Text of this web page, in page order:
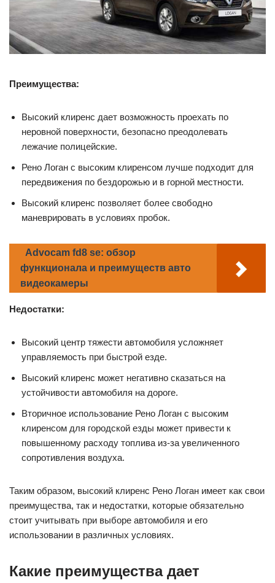
Преимущества:
Высокий клиренс дает возможность проехать по
неровной поверхности, безопасно преодолевать
лежачие полицейские.
Рено Логан с высоким клиренсом лучше подходит для
передвижения по бездорожью и в горной местности.
Высокий клиренс позволяет более свободно
маневрировать в условиях пробок.
Advocam fd8 se: обзор
функционала и преимуществ авто
видеокамеры
Недостатки:
Высокий центр тяжести автомобиля усложняет
управляемость при быстрой езде.
Высокий клиренс может негативно сказаться на
устойчивости автомобиля на дороге.
Вторичное использование Рено Логан с высоким
клиренсом для городской езды может привести к
повышенному расходу топлива из-за увеличенного
сопротивления воздуха.
Таким образом, высокий клиренс Рено Логан имеет как свои
преимущества, так и недостатки, которые обязательно
стоит учитывать при выборе автомобиля и его
использовании в различных условиях.
Какие преимущества дает